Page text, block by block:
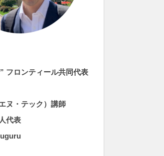
フロンティール共同代表
ヌ・テック） 講師
代表